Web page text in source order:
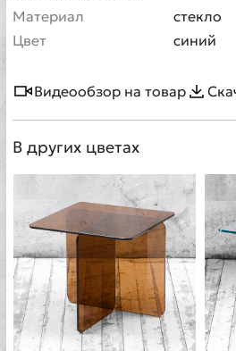
Материал
стекло
Цвет
синий
Видеообзор на товар
В других цветах